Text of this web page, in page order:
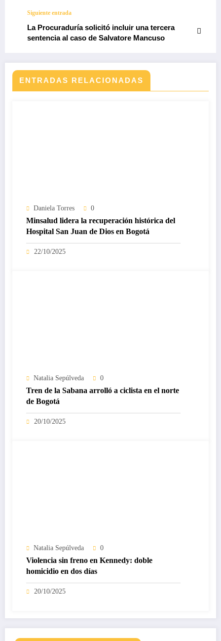
Siguiente entrada
La Procuraduría solicitó incluir una tercera
sentencia al caso de Salvatore Mancuso
ENTRADAS RELACIONADAS
Daniela Torres 0
Minsalud lidera la recuperación histórica del
Hospital San Juan de Dios en Bogotá
22/10/2025
Natalia Sepúlveda 0
Tren de la Sabana arrolló a ciclista en el norte
de Bogotá
20/10/2025
Natalia Sepúlveda 0
Violencia sin freno en Kennedy: doble
homicidio en dos días
20/10/2025